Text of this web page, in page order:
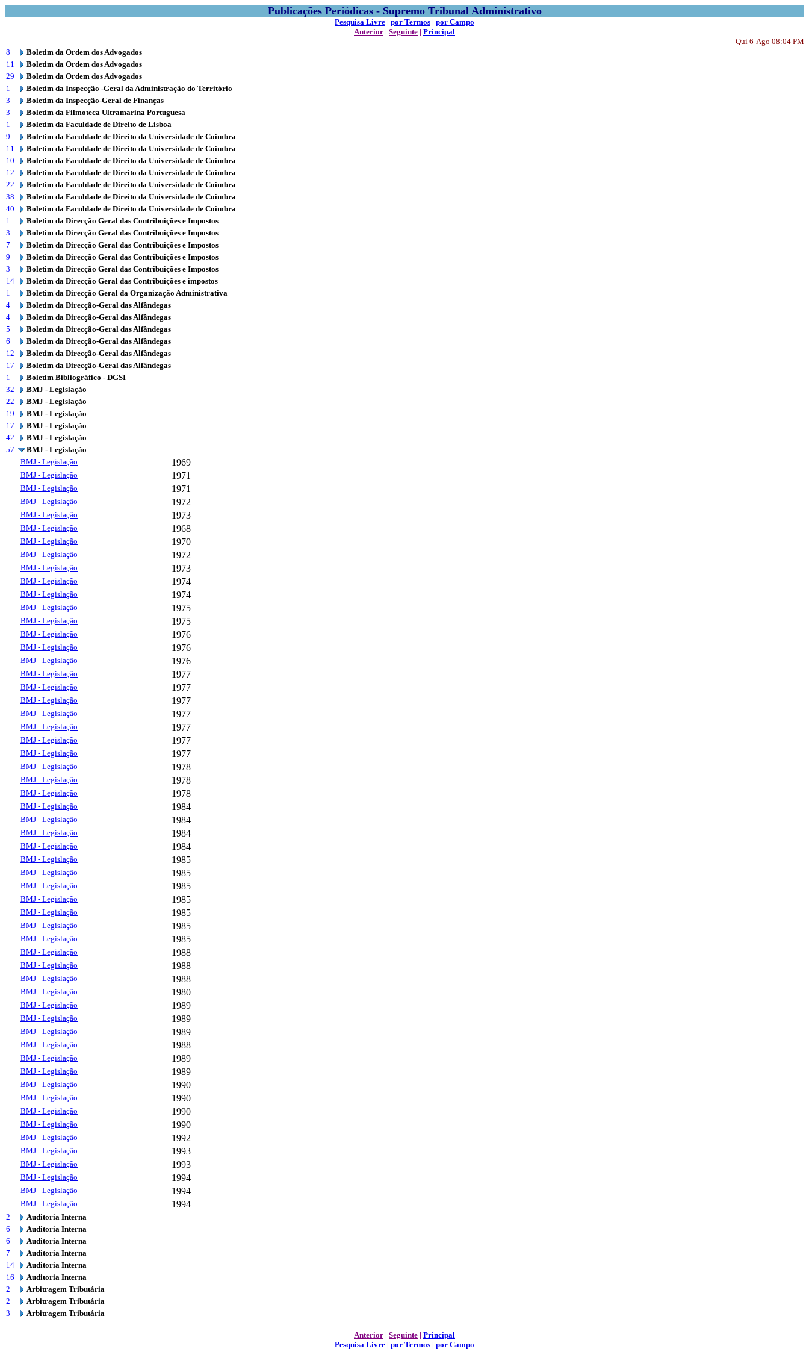
Publicações Periódicas - Supremo Tribunal Administrativo
Pesquisa Livre | por Termos | por Campo
Anterior | Seguinte | Principal
Qui 6-Ago 08:04 PM
8
Boletim da Ordem dos Advogados
11
Boletim da Ordem dos Advogados
29
Boletim da Ordem dos Advogados
1
Boletim da Inspecção -Geral da Administração do Território
3
Boletim da Inspecção-Geral de Finanças
3
Boletim da Filmoteca Ultramarina Portuguesa
1
Boletim da Faculdade de Direito de Lisboa
9
Boletim da Faculdade de Direito da Universidade de Coimbra
11
Boletim da Faculdade de Direito da Universidade de Coimbra
10
Boletim da Faculdade de Direito da Universidade de Coimbra
12
Boletim da Faculdade de Direito da Universidade de Coimbra
22
Boletim da Faculdade de Direito da Universidade de Coimbra
38
Boletim da Faculdade de Direito da Universidade de Coimbra
40
Boletim da Faculdade de Direito da Universidade de Coimbra
1
Boletim da Direcção Geral das Contribuições e Impostos
3
Boletim da Direcção Geral das Contribuições e Impostos
7
Boletim da Direcção Geral das Contribuições e Impostos
9
Boletim da Direcção Geral das Contribuições e Impostos
3
Boletim da Direcção Geral das Contribuições e Impostos
14
Boletim da Direcção Geral das Contribuições e impostos
1
Boletim da Direcção Geral da Organização Administrativa
4
Boletim da Direcção-Geral das Alfândegas
4
Boletim da Direcção-Geral das Alfândegas
5
Boletim da Direcção-Geral das Alfândegas
6
Boletim da Direcção-Geral das Alfândegas
12
Boletim da Direcção-Geral das Alfândegas
17
Boletim da Direcção-Geral das Alfândegas
1
Boletim Bibliográfico - DGSI
32
BMJ - Legislação
22
BMJ - Legislação
19
BMJ - Legislação
17
BMJ - Legislação
42
BMJ - Legislação
57
BMJ - Legislação
BMJ - Legislação
1969
BMJ - Legislação 1971
BMJ - Legislação 1971
BMJ - Legislação 1972
BMJ - Legislação 1973
BMJ - Legislação 1968
BMJ - Legislação 1970
BMJ - Legislação 1972
BMJ - Legislação 1973
BMJ - Legislação 1974
BMJ - Legislação 1974
BMJ - Legislação 1975
BMJ - Legislação 1975
BMJ - Legislação 1976
BMJ - Legislação 1976
BMJ - Legislação 1976
BMJ - Legislação 1977
BMJ - Legislação 1977
BMJ - Legislação 1977
BMJ - Legislação 1977
BMJ - Legislação 1977
BMJ - Legislação 1977
BMJ - Legislação 1977
BMJ - Legislação 1978
BMJ - Legislação 1978
BMJ - Legislação 1978
BMJ - Legislação 1984
BMJ - Legislação 1984
BMJ - Legislação 1984
BMJ - Legislação 1984
BMJ - Legislação 1985
BMJ - Legislação 1985
BMJ - Legislação 1985
BMJ - Legislação 1985
BMJ - Legislação 1985
BMJ - Legislação 1985
BMJ - Legislação 1985
BMJ - Legislação 1988
BMJ - Legislação 1988
BMJ - Legislação 1988
BMJ - Legislação 1980
BMJ - Legislação 1989
BMJ - Legislação 1989
BMJ - Legislação 1989
BMJ - Legislação 1988
BMJ - Legislação 1989
BMJ - Legislação 1989
BMJ - Legislação 1990
BMJ - Legislação 1990
BMJ - Legislação 1990
BMJ - Legislação 1990
BMJ - Legislação 1992
BMJ - Legislação 1993
BMJ - Legislação 1993
BMJ - Legislação 1994
BMJ - Legislação 1994
BMJ - Legislação 1994
2
Auditoria Interna
6
Auditoria Interna
6
Auditoria Interna
7
Auditoria Interna
14
Auditoria Interna
16
Auditoria Interna
2
Arbitragem Tributária
2
Arbitragem Tributária
3
Arbitragem Tributária
Anterior | Seguinte | Principal
Pesquisa Livre | por Termos | por Campo